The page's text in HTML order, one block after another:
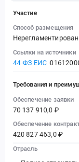
Участие
Способ размещения
Ссылки на источники
44-ФЗ ЕИС
Требования и
Обеспечение заявки
70 137 910,0 ₽
Обеспечение
420 827 463,0 ₽
Отрасль